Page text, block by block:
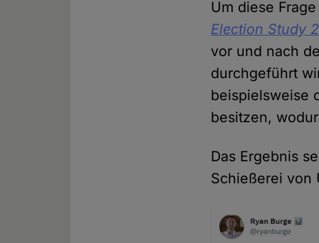
Um diese
Election Study
vor und nach
durchgeführt
beispielsweise
besitzen,
Das Ergebnis
Schießerei von